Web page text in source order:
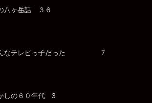
八ヶ岳話 ３６
なテレビっ子だった ７
しの６０年代 3